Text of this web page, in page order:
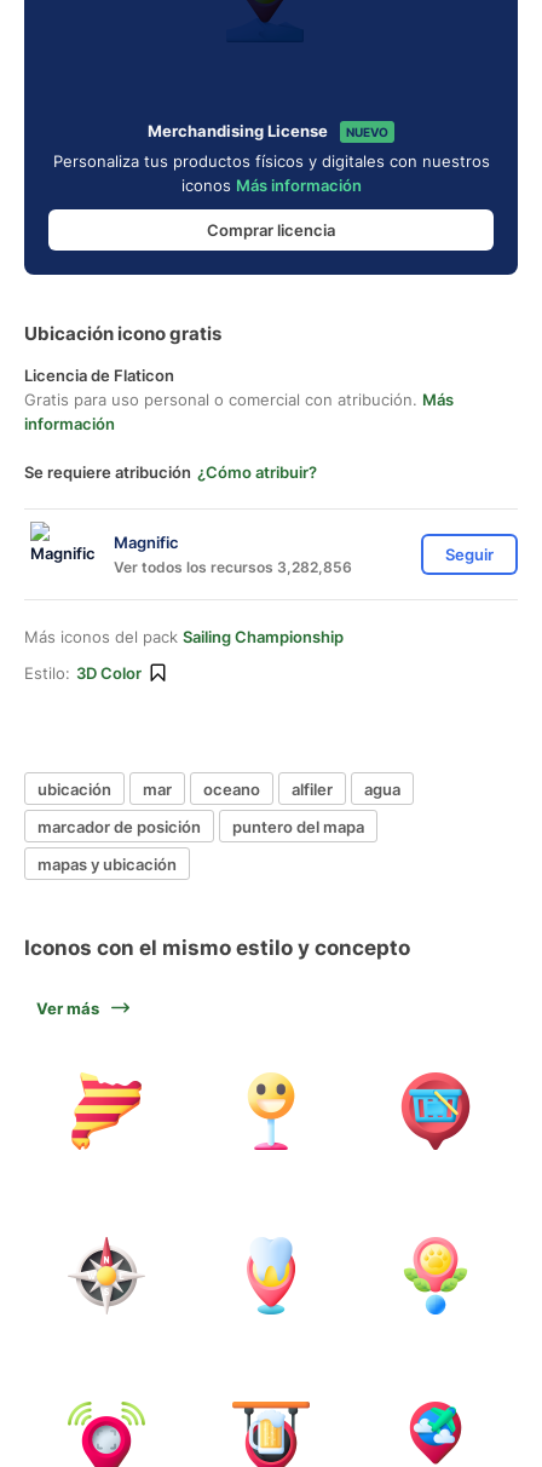
Merchandising License NUEVO
Personaliza tus productos físicos y digitales con nuestros
iconos Más información
Comprar licencia
Ubicación icono gratis
Licencia de Flaticon
Gratis para uso personal o comercial con atribución. Más
información
Se requiere atribución ¿Cómo atribuir?
Magnific
Ver todos los recursos 3,282,856
Seguir
Más iconos del pack Sailing Championship
Estilo: 3D Color
ubicación mar oceano alfiler
agua
marcador de posición
puntero del mapa
mapas y ubicación
Iconos con el mismo estilo y concepto
Ver más